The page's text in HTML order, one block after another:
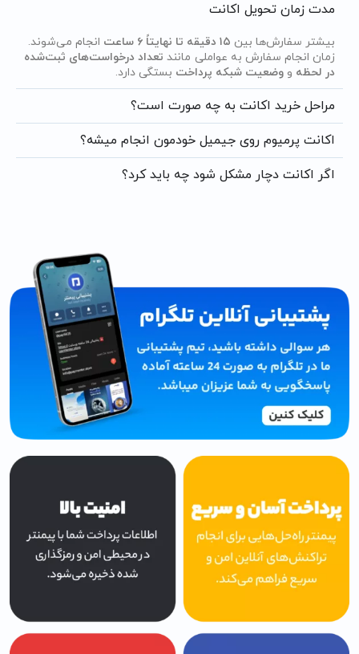
مدت زمان تحویل اکانت
بیشتر سفارش‌ها بین ۱۵ دقیقه تا نهایتاً ۶ ساعت
انجام می‌شوند.
زمان انجام سفارش به عواملی مانند تعداد درخواست‌های ثبت‌شده
در لحظه و وضعیت شبکه پرداخت بستگی دارد.
مراحل خرید اکانت به چه صورت است؟
اکانت پرمیوم روی جیمیل خودمون انجام میشه؟
اگر اکانت دچار مشکل شود چه باید کرد؟